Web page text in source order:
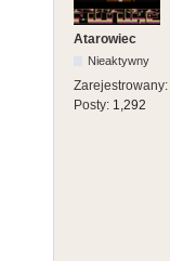
Atarowiec
Nieaktywny
Zarejestrowany:
Posty: 1,292